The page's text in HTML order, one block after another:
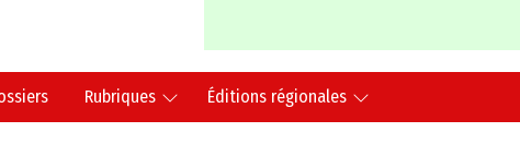
Rubriques Éditions régionales